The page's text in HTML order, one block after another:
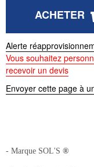
Alerte
Vous souhaitez
recevoir un devis
Envoyer cette page à
- Marque SOL'S ®